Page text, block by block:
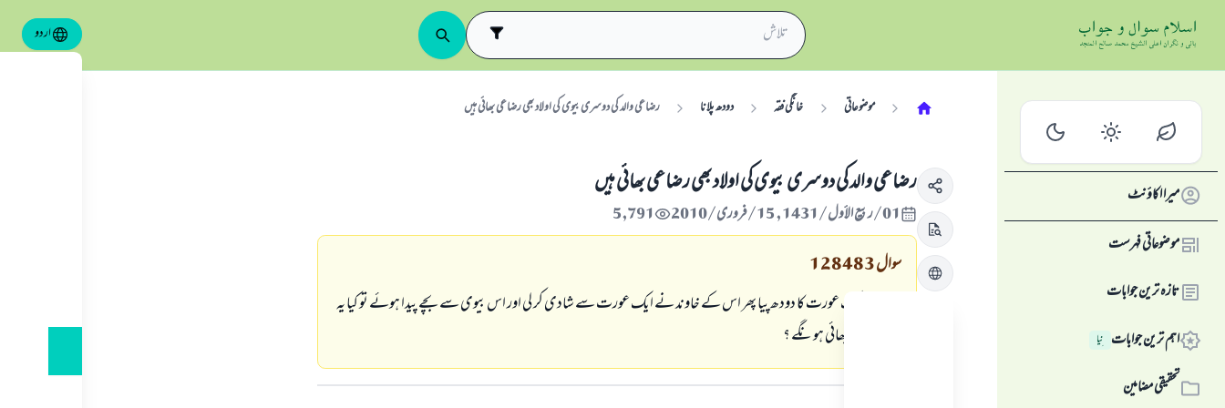
اردو
میرا اکاؤنٹ
موضوعاتی فہرست
تازہ ترین جوابات
اہم ترین جوابات نِیا
تحقیقی مضامین
موضوعاتی خانگی فقہ دودھ پلانا رضاعى والد كى دوسرى بيوى كى اولاد بھى رضاعى بھائى ہيں
رضاعى والد كى دوسرى بيوى كى اولاد بھى رضاعى بھائى ہيں
01/ربيع الأول/1431 , 15/فروری/2010 5,791
سوال128483
ميں نے ايك عورت كا دودھ پيا پھر اس كے خاوند نے ايك عورت سے شادى كر لى اور اس بيوى سے بچے پيدا ہوئے تو كيا يہ
بھى ميرے بھائى ہونگے ؟